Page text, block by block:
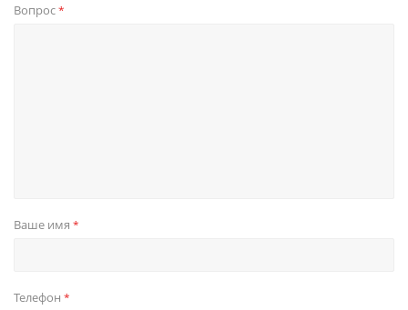
Вопрос*
Ваше имя *
Телефон *